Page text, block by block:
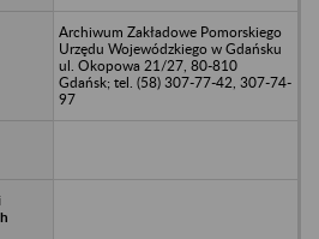
Archiwum Zakładowe Pomorskiego
Urzędu Wojewódzkiego w Gdańsku
ul. Okopowa 21/27, 80-810
Gdańsk; tel. (58) 307-77-42, 307-74-
97